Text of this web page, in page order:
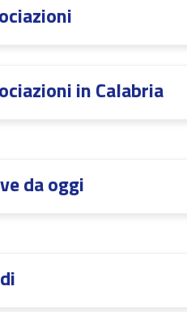
in Calabria
da oggi